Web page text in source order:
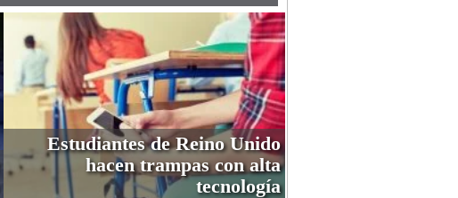
Estudiantes de Reino Unido
hacen trampas con alta
tecnología